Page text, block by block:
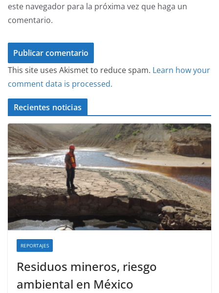
este navegador para la próxima vez que haga un
comentario.
This site uses Akismet to reduce spam. Learn how your
comment data is processed.
Recientes noticias
REPORTAJES
Residuos mineros, riesgo
ambiental en México